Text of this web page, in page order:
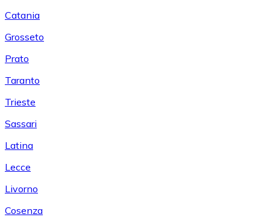
Catania
Grosseto
Prato
Taranto
Trieste
Sassari
Latina
Lecce
Livorno
Cosenza